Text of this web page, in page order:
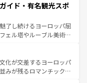
れない旅をしてみよう！
なフラメンコ、熱気あふ
が生活の一部となってい
雰囲気や、バルセロナの
は古代ローマ遺跡や中世
異なるスペインはその個
人を魅了する。 なお、新着のスペイン情報は コ
イド・有名観光スポ
了し続けるヨーロッパ屈
ェル塔やルーブル美術館
華麗な宮殿、歴史的な大
な自然が、訪れる者を心
美食の国としても知ら
化が交差するヨーロッパ
みが残るロマンチック街